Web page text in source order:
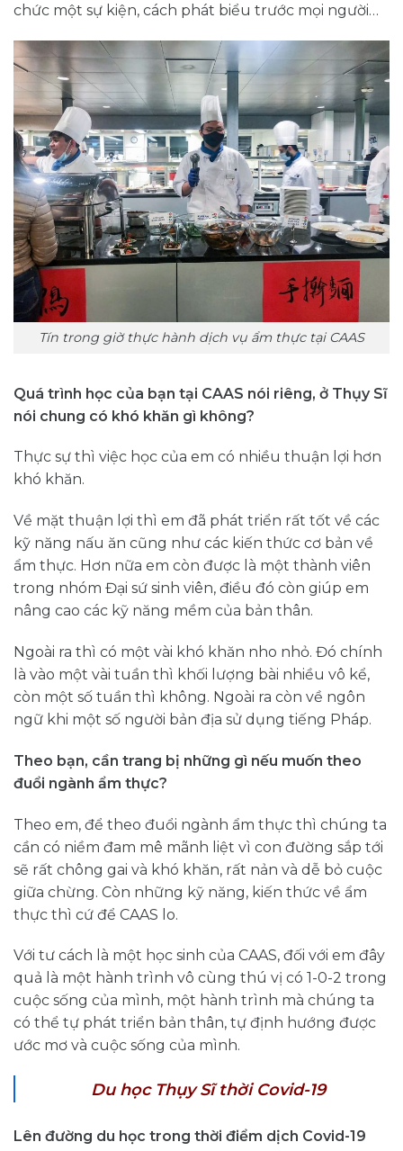
chức một sự kiện, cách phát biểu trước mọi người…
Tín trong giờ thực hành dịch vụ ẩm thực tại CAAS
Quá trình học của bạn tại CAAS nói riêng, ở Thụy Sĩ
nói chung có khó khăn gì không?
Thực sự thì việc học của em có nhiều thuận lợi hơn
khó khăn.
Về mặt thuận lợi thì em đã phát triển rất tốt về các
kỹ năng nấu ăn cũng như các kiến thức cơ bản về
ẩm thực. Hơn nữa em còn được là một thành viên
trong nhóm Đại sứ sinh viên, điều đó còn giúp em
nâng cao các kỹ năng mềm của bản thân.
Ngoài ra thì có một vài khó khăn nho nhỏ. Đó chính
là vào một vài tuần thì khối lượng bài nhiều vô kể,
còn một số tuần thì không. Ngoài ra còn về ngôn
ngữ khi một số người bản địa sử dụng tiếng Pháp.
Theo bạn, cần trang bị những gì nếu muốn theo
đuổi ngành ẩm thực?
Theo em, để theo đuổi ngành ẩm thực thì chúng ta
cần có niềm đam mê mãnh liệt vì con đường sắp tới
sẽ rất chông gai và khó khăn, rất nản và dễ bỏ cuộc
giữa chừng. Còn những kỹ năng, kiến thức về ẩm
thực thì cứ để CAAS lo.
Với tư cách là một học sinh của CAAS, đối với em đây
quả là một hành trình vô cùng thú vị có 1-0-2 trong
cuộc sống của mình, một hành trình mà chúng ta
có thể tự phát triển bản thân, tự định hướng được
ước mơ và cuộc sống của mình.
Du học Thụy Sĩ thời Covid-19
Lên đường du học trong thời điểm dịch Covid-19